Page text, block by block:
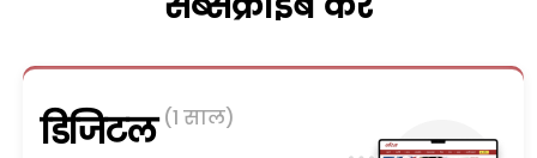
डिजिटल (1 साल)